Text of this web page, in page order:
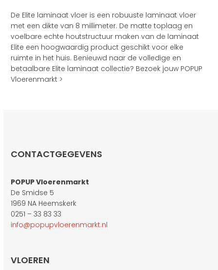
De Elite laminaat vloer is een robuuste laminaat vloer
met een dikte van 8 millimeter. De matte toplaag en
voelbare echte houtstructuur maken van de laminaat
Elite een hoogwaardig product geschikt voor elke
ruimte in het huis. Benieuwd naar de volledige en
betaalbare Elite laminaat collectie? Bezoek jouw POPUP
Vloerenmarkt >
CONTACTGEGEVENS
POPUP Vloerenmarkt
De Smidse 5
1969 NA Heemskerk
0251 – 33 83 33
info@popupvloerenmarkt.nl
VLOEREN